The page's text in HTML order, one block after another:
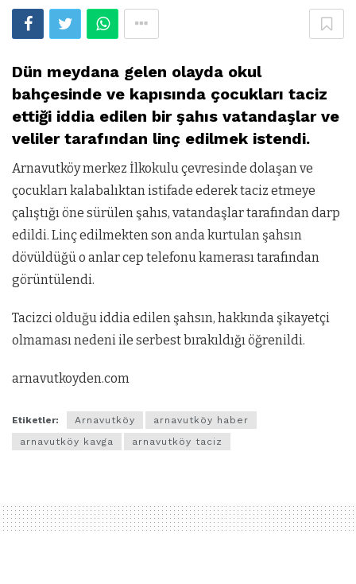
Dün meydana gelen olayda okul
bahçesinde ve kapısında çocukları taciz
ettiği iddia edilen bir şahıs vatandaşlar ve
veliler tarafından linç edilmek istendi.
Arnavutköy merkez İlkokulu çevresinde dolaşan ve
çocukları kalabalıktan istifade ederek taciz etmeye
çalıştığı öne sürülen şahıs, vatandaşlar tarafından darp
edildi. Linç edilmekten son anda kurtulan şahsın
dövüldüğü o anlar cep telefonu kamerası tarafından
görüntülendi.
Tacizci olduğu iddia edilen şahsın, hakkında şikayetçi
olmaması nedeni ile serbest bırakıldığı öğrenildi.
arnavutkoyden.com
Etiketler: Arnavutköy
arnavutköy haber
arnavutköy kavga
arnavutköy taciz